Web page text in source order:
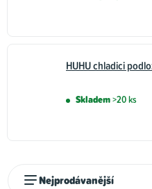
HUHU chladici
Skladem>20 ks
Nejprodávanější